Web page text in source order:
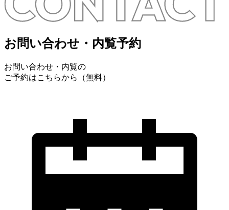
お問い合わせ・内覧予約
お問い合わせ・内覧の
ご予約はこちらから（無料）